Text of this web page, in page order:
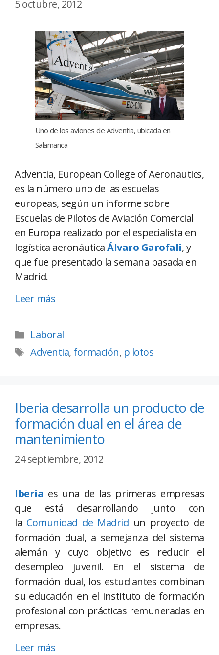
5 octubre, 2012
Uno de los aviones de Adventia, ubicada en
Salamanca
Adventia, European College of Aeronautics,
es la número uno de las escuelas
europeas, según un informe sobre
Escuelas de Pilotos de Aviación Comercial
en Europa realizado por el especialista en
logística aeronáuticaÁlvaro Garofali, y
que fue presentado la semana pasada en
Madrid.
Leer más
Laboral
Adventia, formación, pilotos
Iberia desarrolla un producto de
formación dual en el área de
mantenimiento
24 septiembre, 2012
Iberia es una de las primeras empresas
que está desarrollando junto con
la Comunidad de Madrid un proyecto de
formación dual, a semejanza del sistema
alemán y cuyo objetivo es reducir el
desempleo juvenil. En el sistema de
formación dual, los estudiantes combinan
su educación en el instituto de formación
profesional con prácticas remuneradas en
empresas.
Leer más